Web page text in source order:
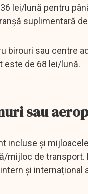
lei/lună pentru
suplimentară
birouri sau centre
este de 68 lei/lună.
sau
incluse și
mijloc de
și internațional